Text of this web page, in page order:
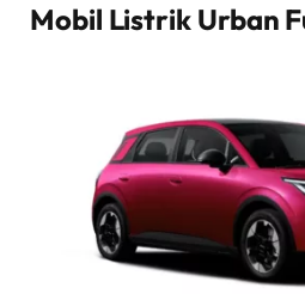
Mobil Listrik Urban